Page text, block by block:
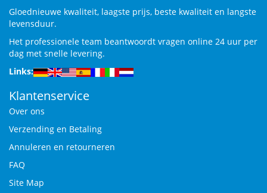
Gloednieuwe kwaliteit, laagste prijs, beste kwaliteit en langste
levensduur.
Het professionele team beantwoordt vragen online 24 uur per
dag met snelle levering.
Links:
Klantenservice
Over ons
Verzending en Betaling
Annuleren en retourneren
FAQ
Site Map